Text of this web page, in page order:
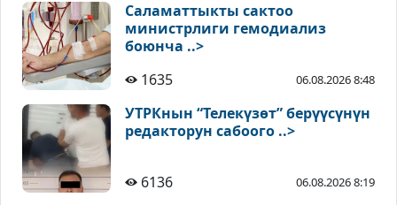
Саламаттыкты сактоо
министрлиги гемодиализ
боюнча ..>
1635
06.08.2026 8:48
УТРКнын “Телекүзөт” берүүсүнүн
редакторун сабоого ..>
6136 06.08.2026 8:19